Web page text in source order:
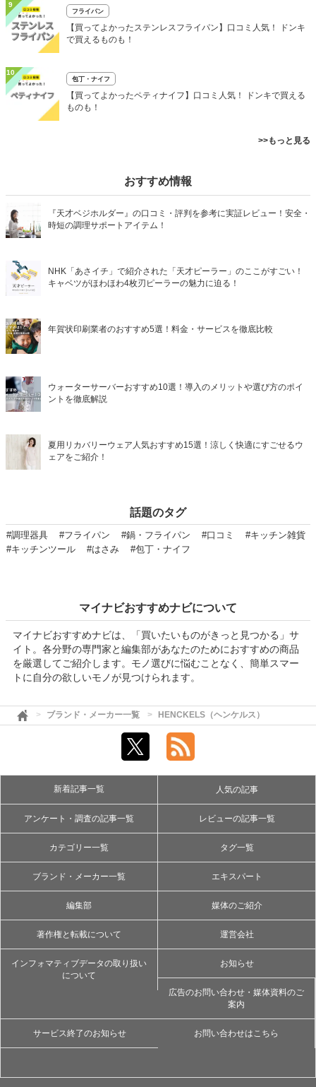
9
フライパン
【買ってよかったステンレスフライパン】口コミ人気！ ドンキ
で買えるものも！
10
包丁・ナイフ
【買ってよかったペティナイフ】口コミ人気！ ドンキで買える
ものも！
>>もっと見る
おすすめ情報
『天才ベジホルダー』の口コミ・評判を参考に実証レビュー！安全・
時短の調理サポートアイテム！
NHK「あさイチ」で紹介された「天才ピーラー」のここがすごい！
キャベツがほわほわ4枚刃ピーラーの魅力に迫る！
年賀状印刷業者のおすすめ5選！料金・サービスを徹底比較
ウォーターサーバーおすすめ10選！導入のメリットや選び方のポイ
ントを徹底解説
夏用リカバリーウェア人気おすすめ15選！涼しく快適にすごせるウ
ェアをご紹介！
話題のタグ
#調理器具 #フライパン #鍋・フライパン #口コミ
#キッチン雑貨
#キッチンツール
#はさみ #包丁・ナイフ
マイナビおすすめナビについて
マイナビおすすめナビは、「買いたいものがきっと見つかる」サ
イト。各分野の専門家と編集部があなたのためにおすすめの商品
を厳選してご紹介します。モノ選びに悩むことなく、簡単スマー
トに自分の欲しいモノが見つけられます。
ブランド・メーカー一覧 HENCKELS（ヘンケルス）
新着記事一覧 人気の記事
アンケート・調査の記事一覧 レビューの記事一覧
カテゴリー一覧 タグ一覧
ブランド・メーカー一覧 エキスパート
編集部 媒体のご紹介
著作権と転載について 運営会社
インフォマティブデータの取り扱い
について
お知らせ
広告のお問い合わせ・媒体資料のご
案内
サービス終了のお知らせ お問い合わせはこちら